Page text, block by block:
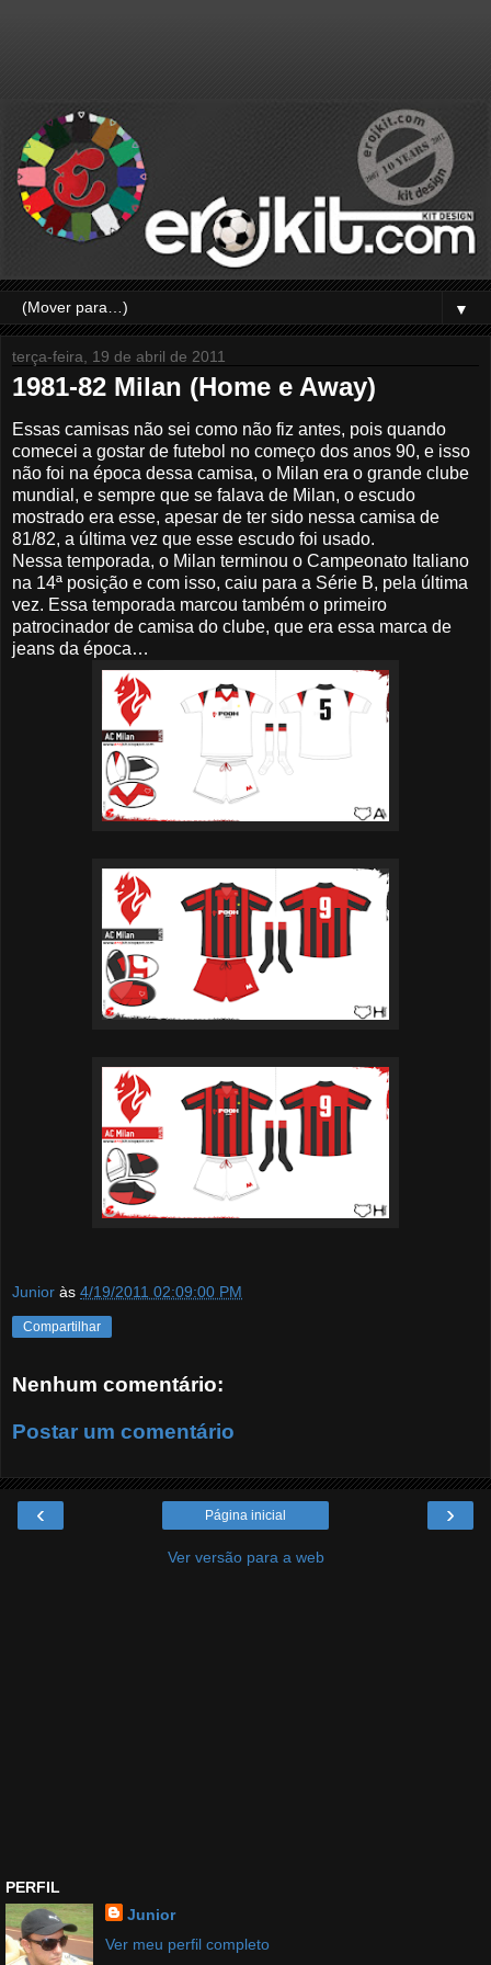
▼
terça-feira, 19 de abril de 2011
1981-82 Milan (Home e Away)
Essas camisas não sei como não fiz antes, pois quando
comecei a gostar de futebol no começo dos anos 90, e isso
não foi na época dessa camisa, o Milan era o grande clube
mundial, e sempre que se falava de Milan, o escudo
mostrado era esse, apesar de ter sido nessa camisa de
81/82, a última vez que esse escudo foi usado.
Nessa temporada, o Milan terminou o Campeonato Italiano
na 14ª posição e com isso, caiu para a Série B, pela última
vez. Essa temporada marcou também o primeiro
patrocinador de camisa do clube, que era essa marca de
jeans da época…
Junior às 4/19/2011 02:09:00 PM
Compartilhar
Nenhum comentário:
Postar um comentário
‹ ›
Página inicial
Ver versão para a web
PERFIL
Junior
Ver meu perfil completo